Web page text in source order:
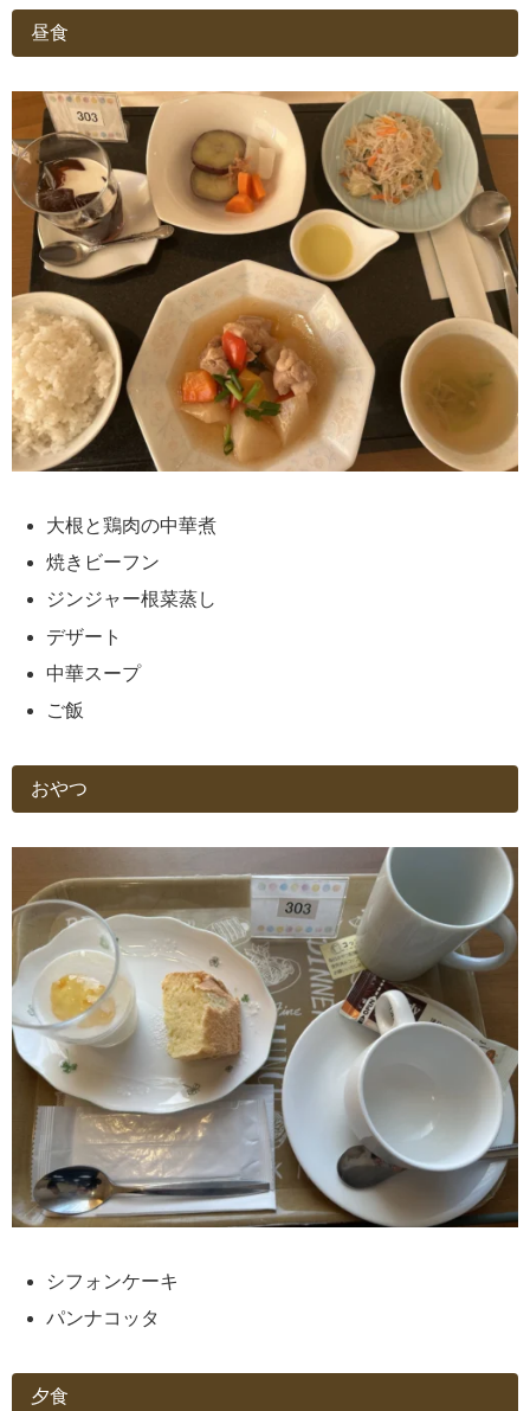
昼食
大根と鶏肉の中華煮
焼きビーフン
ジンジャー根菜蒸し
デザート
中華スープ
ご飯
おやつ
シフォンケーキ
パンナコッタ
夕食